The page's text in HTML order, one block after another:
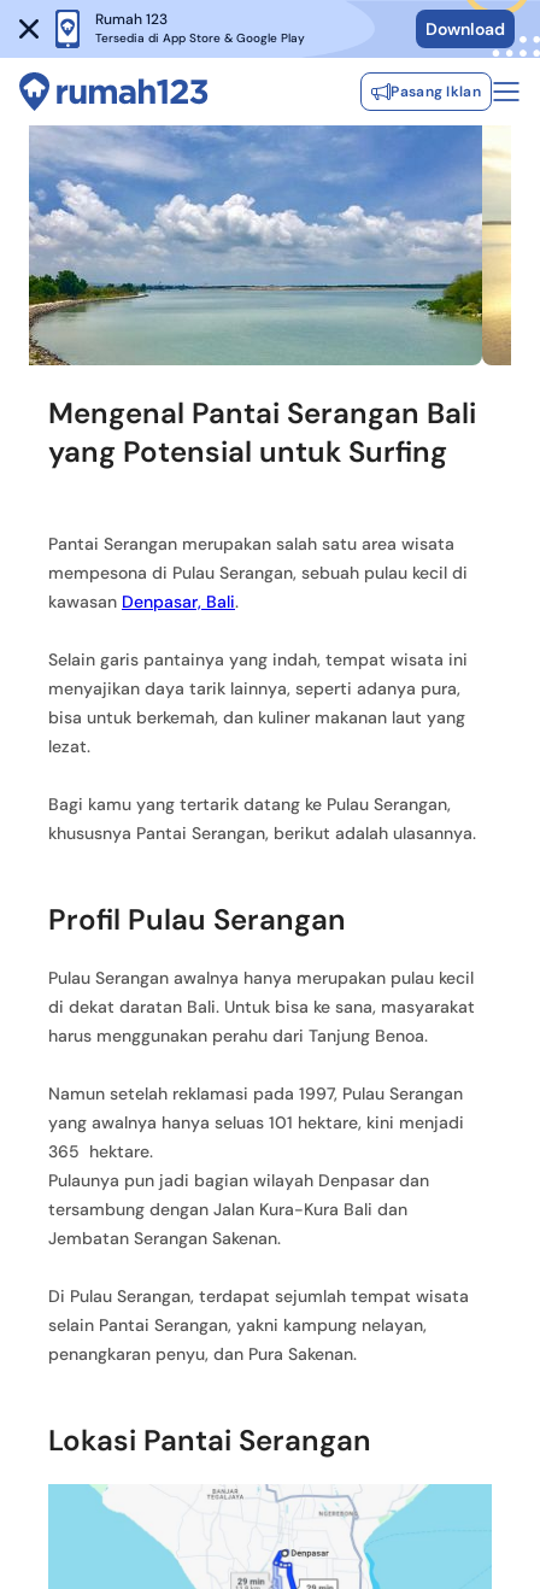
Rumah 123
Tersedia di App Store & Google Play Download
Pasang Iklan
Mengenal Pantai Serangan Bali
yang Potensial untuk Surfing
Pantai Serangan merupakan salah satu area wisata
mempesona di Pulau Serangan, sebuah pulau kecil di
kawasan Denpasar, Bali.
Selain garis pantainya yang indah, tempat wisata ini
menyajikan daya tarik lainnya, seperti adanya pura,
bisa untuk berkemah, dan kuliner makanan laut yang
lezat.
Bagi kamu yang tertarik datang ke Pulau Serangan,
khususnya Pantai Serangan, berikut adalah ulasannya.
Profil Pulau Serangan
Pulau Serangan awalnya hanya merupakan pulau kecil
di dekat daratan Bali. Untuk bisa ke sana, masyarakat
harus menggunakan perahu dari Tanjung Benoa.
Namun setelah reklamasi pada 1997, Pulau Serangan
yang awalnya hanya seluas 101 hektare, kini menjadi
365 hektare.
Pulaunya pun jadi bagian wilayah Denpasar dan
tersambung dengan Jalan Kura-Kura Bali dan
Jembatan Serangan Sakenan.
Di Pulau Serangan, terdapat sejumlah tempat wisata
selain Pantai Serangan, yakni kampung nelayan,
penangkaran penyu, dan Pura Sakenan.
Lokasi Pantai Serangan